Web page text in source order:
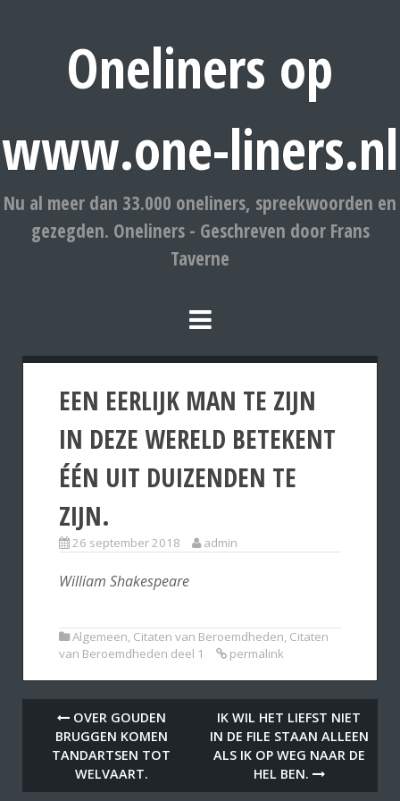
Oneliners op
www.one-liners.nl
Nu al meer dan 33.000 oneliners, spreekwoorden en
gezegden. Oneliners - Geschreven door Frans
Taverne
EEN EERLIJK MAN TE ZIJN
IN DEZE WERELD BETEKENT
ÉÉN UIT DUIZENDEN TE
ZIJN.
26 september 2018 admin
William Shakespeare
Algemeen, Citaten van Beroemdheden, Citaten
van Beroemdheden deel 1
permalink
OVER GOUDEN
BRUGGEN KOMEN
TANDARTSEN TOT
WELVAART.
IK WIL HET LIEFST NIET
IN DE FILE STAAN ALLEEN
ALS IK OP WEG NAAR DE
HEL BEN.